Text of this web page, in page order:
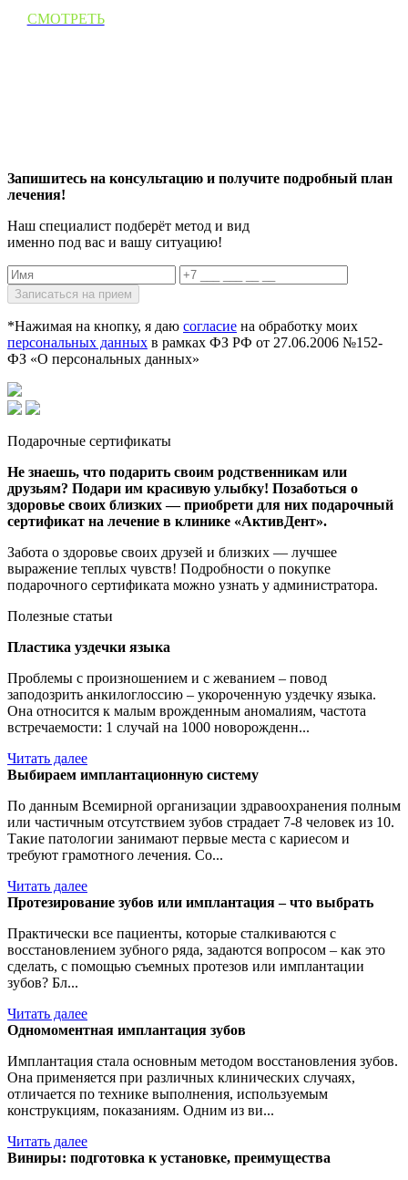
СМОТРЕТЬ
Запишитесь на консультацию и получите подробный план
лечения!
Наш специалист подберёт метод и вид
именно под вас и вашу ситуацию!
*Нажимая на кнопку, я даю согласие на обработку моих
персональных данных в рамках ФЗ РФ от 27.06.2006 №152-
ФЗ «О персональных данных»
Подарочные сертификаты
Не знаешь, что подарить своим родственникам или
друзьям? Подари им красивую улыбку! Позаботься о
здоровье своих близких — приобрети для них подарочный
сертификат на лечение в клинике «АктивДент».
Забота о здоровье своих друзей и близких — лучшее
выражение теплых чувств! Подробности о покупке
подарочного сертификата можно узнать у администратора.
Полезные статьи
Пластика уздечки языка
Проблемы с произношением и с жеванием – повод
заподозрить анкилоглоссию – укороченную уздечку языка.
Она относится к малым врожденным аномалиям, частота
встречаемости: 1 случай на 1000 новорожденн...
Читать далее
Выбираем имплантационную систему
По данным Всемирной организации здравоохранения полным
или частичным отсутствием зубов страдает 7-8 человек из 10.
Такие патологии занимают первые места с кариесом и
требуют грамотного лечения. Со...
Читать далее
Протезирование зубов или имплантация – что выбрать
Практически все пациенты, которые сталкиваются с
восстановлением зубного ряда, задаются вопросом – как это
сделать, с помощью съемных протезов или имплантации
зубов? Бл...
Читать далее
Одномоментная имплантация зубов
Имплантация стала основным методом восстановления зубов.
Она применяется при различных клинических случаях,
отличается по технике выполнения, используемым
конструкциям, показаниям. Одним из ви...
Читать далее
Виниры: подготовка к установке, преимущества